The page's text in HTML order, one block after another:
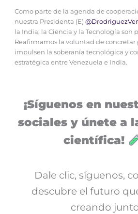
Como parte de la agenda de
nuestra Presidenta (E)
la India; la Ciencia y la Tecnología son
Reafirmamos la voluntad de concretar
impulsen la soberanía tecnológica y
estratégica entre Venezuela e India.
¡Síguenos en
sociales y únete a
científica!
Dale clic, síguenos,
descubre el futuro
creando